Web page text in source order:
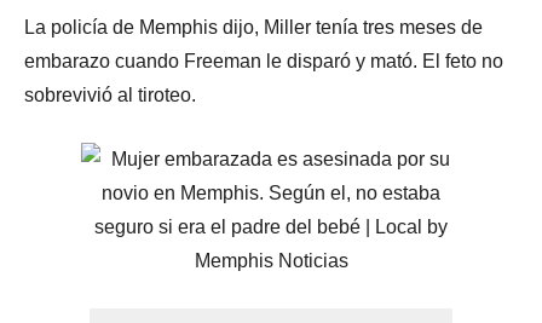
La policía de Memphis dijo, Miller tenía tres meses de
embarazo cuando Freeman le disparó y mató. El feto no
sobrevivió al tiroteo.